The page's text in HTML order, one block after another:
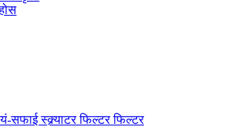
सफाई स्क्र्याटर फिल्टर फिल्टर